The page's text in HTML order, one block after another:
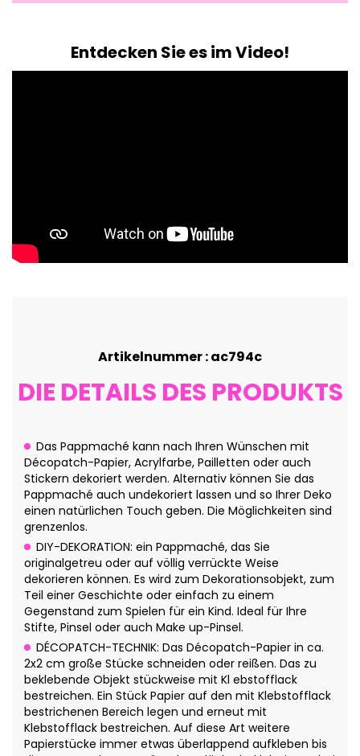
Entdecken Sie es im Video!
Artikelnummer : ac794c
DIE DETAILS DES PRODUKTS
Das Pappmaché kann nach Ihren Wünschen mit
Décopatch-Papier, Acrylfarbe, Pailletten oder auch
Stickern dekoriert werden. Alternativ können Sie das
Pappmaché auch undekoriert lassen und so Ihrer Deko
einen natürlichen Touch geben. Die Möglichkeiten sind
grenzenlos.
DIY-DEKORATION: ein Pappmaché, das Sie
originalgetreu oder auf völlig verrückte Weise
dekorieren können. Es wird zum Dekorationsobjekt, zum
Teil einer Geschichte oder einfach zu einem
Gegenstand zum Spielen für ein Kind. Ideal für Ihre
Stifte, Pinsel oder auch Make up-Pinsel.
DÉCOPATCH-TECHNIK: Das Décopatch-Papier in ca.
2x2 cm große Stücke schneiden oder reißen. Das zu
beklebende Objekt stückweise mit Kl ebstofflack
bestreichen. Ein Stück Papier auf den mit Klebstofflack
bestrichenen Bereich legen und erneut mit
Klebstofflack bestreichen. Auf diese Art weitere
Papierstücke immer etwas überlappend aufkleben bis